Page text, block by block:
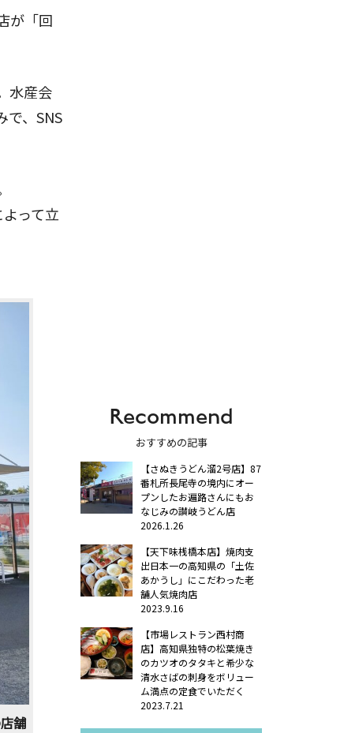
が「回
水産会
で、SNS
って立
舗
Recommend
おすすめの記事
【さぬきうどん溜2号店】87
番札所長尾寺の境内にオー
プンしたお遍路さんにもお
なじみの讃岐うどん店
2026.1.26
【天下味桟橋本店】焼肉支
出日本一の高知県の「土佐
あかうし」にこだわった老
舗人気焼肉店
2023.9.16
【市場レストラン西村商
店】高知県独特の松葉焼き
のカツオのタタキと希少な
清水さばの刺身をボリュー
ム満点の定食でいただく
2023.7.21